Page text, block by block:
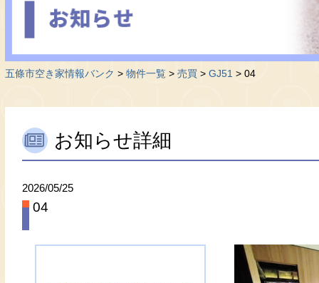
五條市空き家情報バンク > 物件一覧 > 売買 > GJ51 > 04
お知らせ詳細
2026/05/25
04